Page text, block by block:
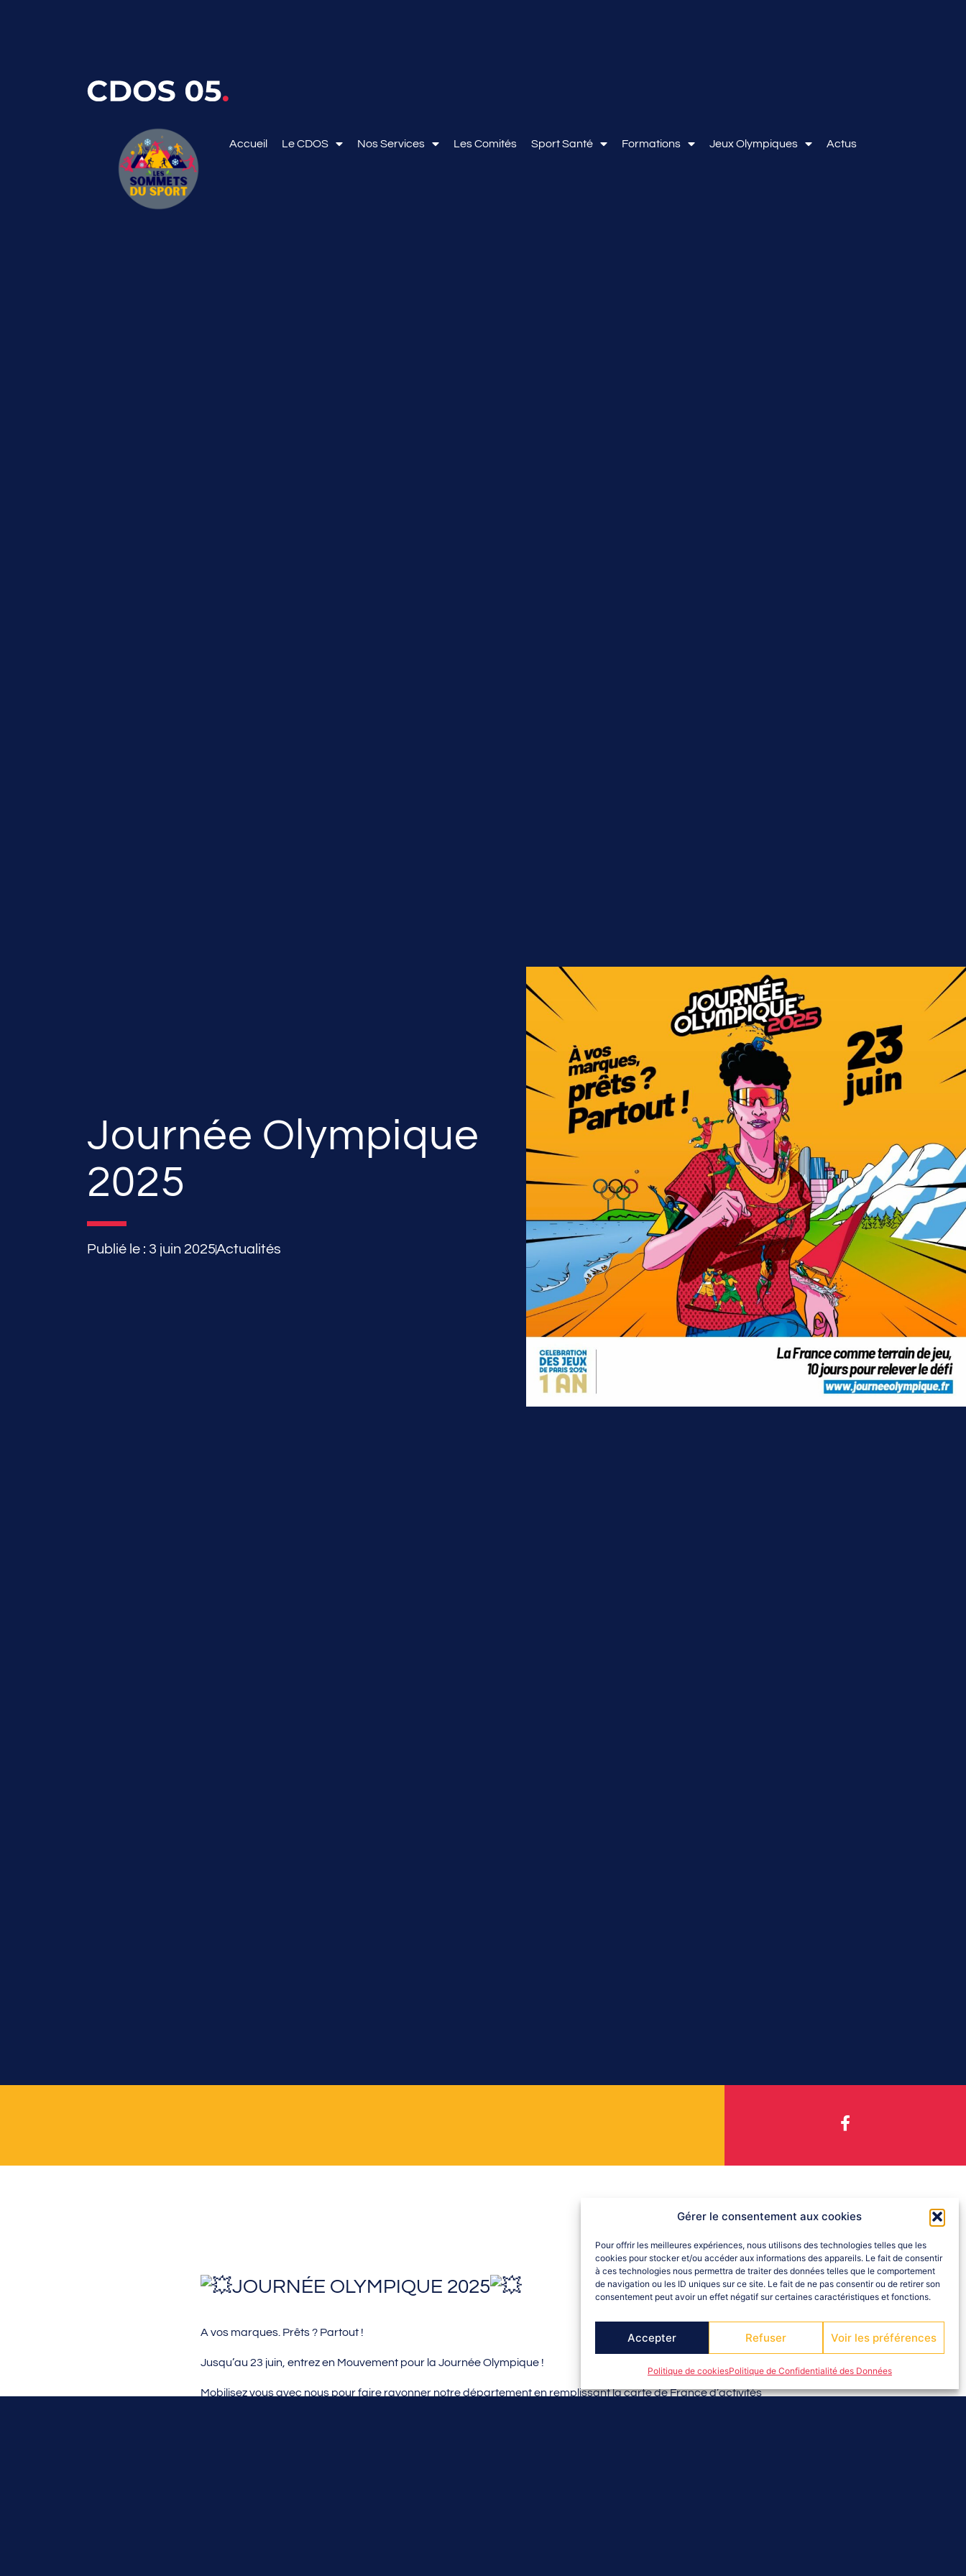
Gérer le consentement aux cookies
Pour offrir les meilleures expériences, nous utilisons des technologies telles que les
cookies pour stocker et/ou accéder aux informations des appareils. Le fait de consentir
à ces technologies nous permettra de traiter des données telles que le comportement
de navigation ou les ID uniques sur ce site. Le fait de ne pas consentir ou de retirer son
consentement peut avoir un effet négatif sur certaines caractéristiques et fonctions.
Accepter Refuser Voir les préférences
Politique de cookiesPolitique de Confidentialité des Données
Accueil Le CDOS Nos Services Les Comités Sport Santé Formations Jeux Olympiques Actus
Journée Olympique
2025
Publié le : 3 juin 2025Actualités
JOURNÉE OLYMPIQUE 2025
A vos marques. Prêts ? Partout !
Jusqu’au 23 juin, entrez en Mouvement pour la Journée Olympique !
Mobilisez vous avec nous pour faire rayonner notre département en remplissant la carte de France d’activités